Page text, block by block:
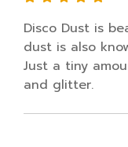
Disco Dust is
dust is also
Just a tiny
and glitter.